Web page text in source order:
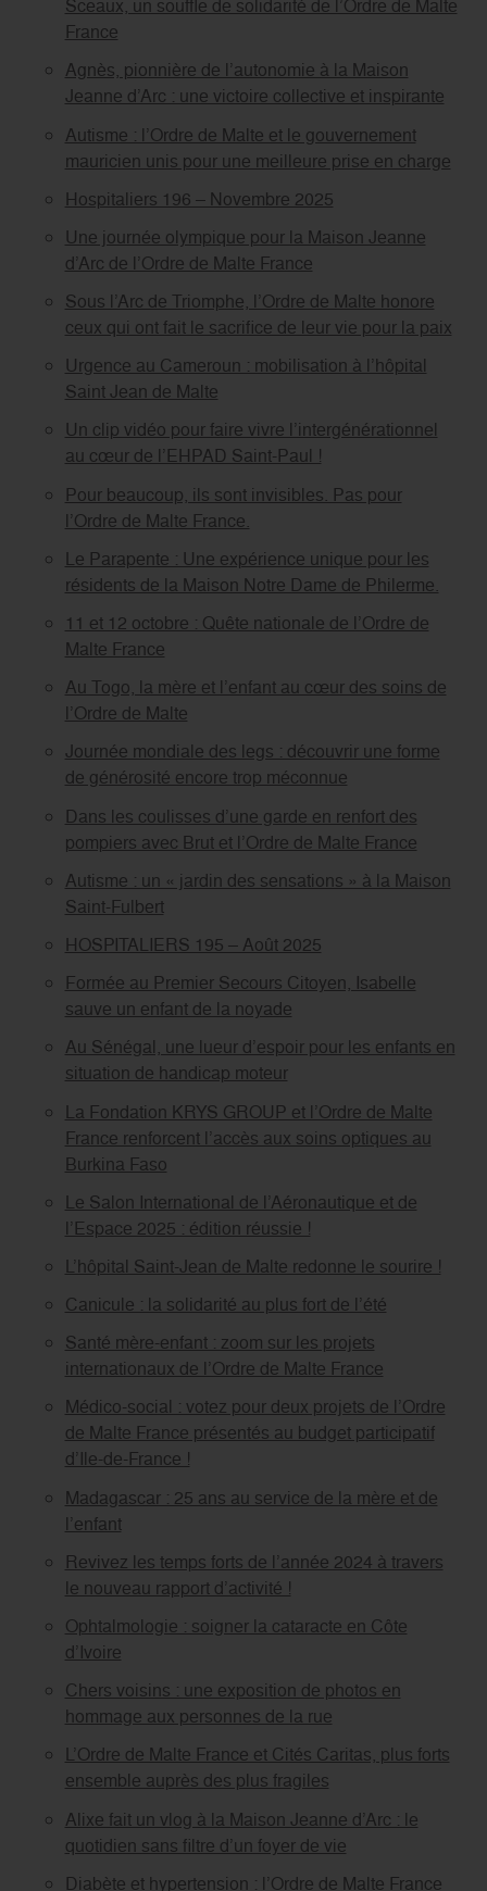
Sceaux, un souffle de solidarité de l’Ordre de Malte
France
Agnès, pionnière de l’autonomie à la Maison
Jeanne d’Arc : une victoire collective et inspirante
Autisme : l’Ordre de Malte et le gouvernement
mauricien unis pour une meilleure prise en charge
Hospitaliers 196 – Novembre 2025
Une journée olympique pour la Maison Jeanne
d’Arc de l’Ordre de Malte France
Sous l’Arc de Triomphe, l’Ordre de Malte honore
ceux qui ont fait le sacrifice de leur vie pour la paix
Urgence au Cameroun : mobilisation à l’hôpital
Saint Jean de Malte
Un clip vidéo pour faire vivre l’intergénérationnel
au cœur de l’EHPAD Saint-Paul !
Pour beaucoup, ils sont invisibles. Pas pour
l’Ordre de Malte France.
Le Parapente : Une expérience unique pour les
résidents de la Maison Notre Dame de Philerme.
11 et 12 octobre : Quête nationale de l’Ordre de
Malte France
Au Togo, la mère et l’enfant au cœur des soins de
l’Ordre de Malte
Journée mondiale des legs : découvrir une forme
de générosité encore trop méconnue
Dans les coulisses d’une garde en renfort des
pompiers avec Brut et l’Ordre de Malte France
Autisme : un « jardin des sensations » à la Maison
Saint-Fulbert
HOSPITALIERS 195 – Août 2025
Formée au Premier Secours Citoyen, Isabelle
sauve un enfant de la noyade
Au Sénégal, une lueur d’espoir pour les enfants en
situation de handicap moteur
La Fondation KRYS GROUP et l’Ordre de Malte
France renforcent l’accès aux soins optiques au
Burkina Faso
Le Salon International de l’Aéronautique et de
l’Espace 2025 : édition réussie !
L’hôpital Saint-Jean de Malte redonne le sourire !
Canicule : la solidarité au plus fort de l’été
Santé mère-enfant : zoom sur les projets
internationaux de l’Ordre de Malte France
Médico-social : votez pour deux projets de l’Ordre
de Malte France présentés au budget participatif
d’Ile-de-France !
Madagascar : 25 ans au service de la mère et de
l’enfant
Revivez les temps forts de l’année 2024 à travers
le nouveau rapport d’activité !
Ophtalmologie : soigner la cataracte en Côte
d’Ivoire
Chers voisins : une exposition de photos en
hommage aux personnes de la rue
L’Ordre de Malte France et Cités Caritas, plus forts
ensemble auprès des plus fragiles
Alixe fait un vlog à la Maison Jeanne d’Arc : le
quotidien sans filtre d’un foyer de vie
Diabète et hypertension : l’Ordre de Malte France